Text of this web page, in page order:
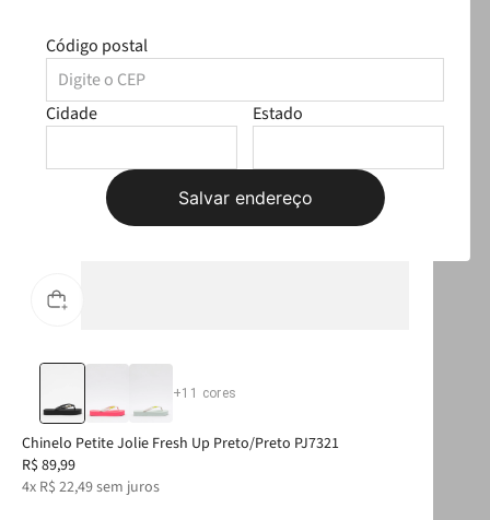
Código postal
Cidade Estado
Salvar endereço
+11 cores
Chinelo Petite Jolie Fresh Up Preto/Preto PJ7321
R$ 89,99
4x R$ 22,49sem juros